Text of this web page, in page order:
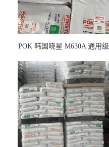
POK 韩国晓星 M630A 通用级